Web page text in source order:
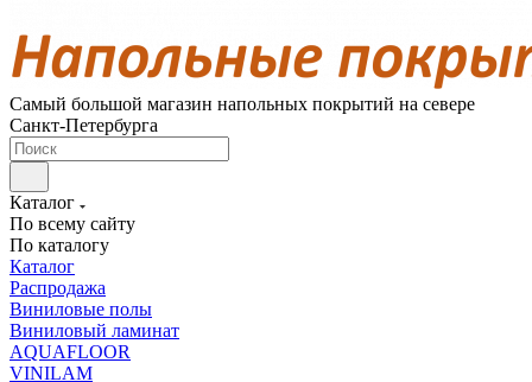
Самый большой магазин напольных покрытий на севере
Санкт-Петербурга
Каталог
По всему сайту
По каталогу
Каталог
Распродажа
Виниловые полы
Виниловый ламинат
AQUAFLOOR
VINILAM